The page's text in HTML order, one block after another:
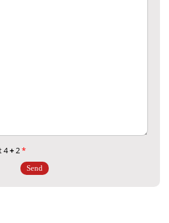
*
+2